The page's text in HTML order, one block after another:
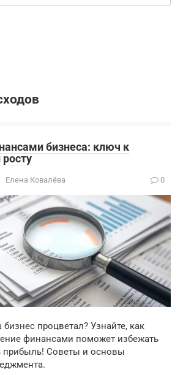
бизнеса: ключ к
Елена Ковалёва 0
процветал? Узнайте, как
финансами поможет избежать
прибыль! Советы и основы